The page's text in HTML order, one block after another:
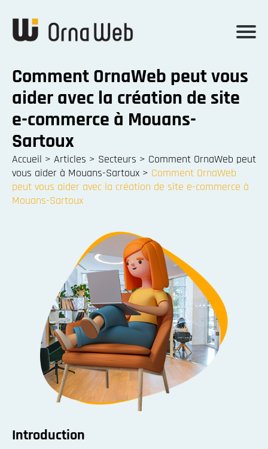
Comment OrnaWeb peut vous
aider avec la création de site
e-commerce à Mouans-
Sartoux
Accueil > Articles > Secteurs > Comment OrnaWeb peut
vous aider à Mouans-Sartoux > Comment OrnaWeb
peut vous aider avec la création de site e-commerce à
Mouans-Sartoux
Introduction